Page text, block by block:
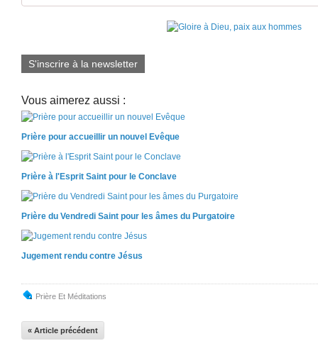
S'inscrire à la newsletter
Vous aimerez aussi :
Prière pour accueillir un nouvel Evêque
Prière à l'Esprit Saint pour le Conclave
Prière du Vendredi Saint pour les âmes du Purgatoire
Jugement rendu contre Jésus
Prière Et Méditations
« Article précédent